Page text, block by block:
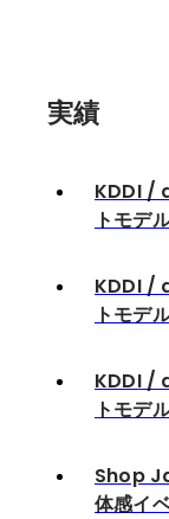
実績
KDDI /
トモデ
KDDI /
トモデ
KDDI /
トモデ
Shop
体感イ